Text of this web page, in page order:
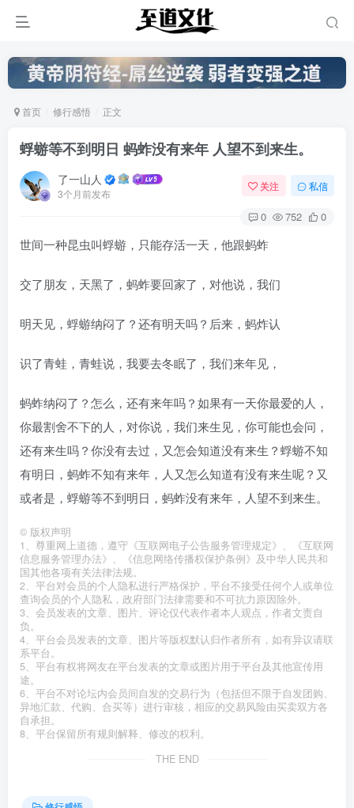
首页 修行感悟 正文
蜉蝣等不到明日 蚂蚱没有来年 人望不到来生。
了一山人
3个月前发布
关注 私信
0 752 0
‌世间一种昆虫叫蜉蝣，只能存活一天，他跟蚂蚱
交了朋友，天黑了，蚂蚱要回家了，对他说，我们
明天见，蜉蝣纳闷了？还有明天吗？后来，蚂炸认
识了青蛙，青蛙说，我要去冬眠了，我们来年见，
蚂蚱纳闷了？怎么，还有来年吗？如果有一天你最爱的人，
你最割舍不下的人，对你说，我们来生见，你可能也会问，
还有来生吗？你没有去过，又怎会知道没有来生？蜉蝣不知
有明日，蚂蚱不知有来年，人又怎么知道有没有来生呢？又
或者是，蜉蝣等不到明日，蚂蚱没有来年，人望不到来生。
© 版权声明
1、尊重网上道德，遵守《互联网电子公告服务管理规定》、《互联网
信息服务管理办法》、《信息网络传播权保护条例》及中华人民共和
国其他各项有关法律法规。
2、平台对会员的个人隐私进行严格保护，平台不接受任何个人或单位
查询会员的个人隐私，政府部门法律需要和不可抗力原因除外。
3、会员发表的文章、图片、评论仅代表作者本人观点，作者文责自
负。
4、平台会员发表的文章、图片等版权默认归作者所有，如有异议请联
系平台。
5、平台有权将网友在平台发表的文章或图片用于平台及其他宣传用
途。
6、平台不对论坛内会员间自发的交易行为（包括但不限于自发团购、
异地汇款、代购、合买等）进行审核，相应的交易风险由买卖双方各
自承担。
8、平台保留所有规则解释、修改的权利。
THE END